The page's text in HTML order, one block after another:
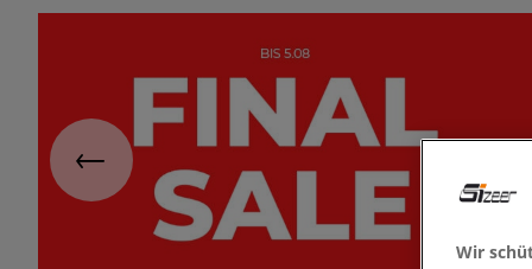
Wir